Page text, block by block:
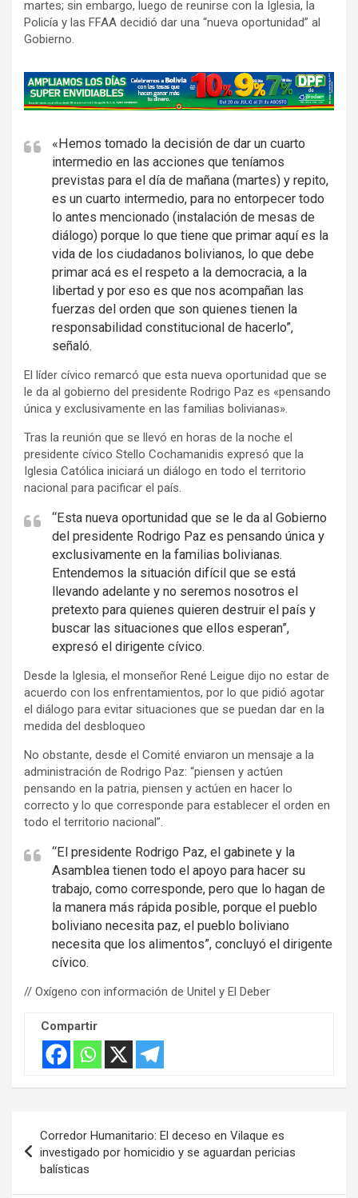
martes; sin embargo, luego de reunirse con la Iglesia, la
Policía y las FFAA decidió dar una “nueva oportunidad” al
Gobierno.
A
d
e
«Hemos tomado la decisión de dar un cuarto
intermedio en las acciones que teníamos
previstas para el día de mañana (martes) y repito,
es un cuarto intermedio, para no entorpecer todo
lo antes mencionado (instalación de mesas de
diálogo) porque lo que tiene que primar aquí es la
vida de los ciudadanos bolivianos, lo que debe
primar acá es el respeto a la democracia, a la
libertad y por eso es que nos acompañan las
fuerzas del orden que son quienes tienen la
responsabilidad constitucional de hacerlo”,
señaló.
El líder cívico remarcó que esta nueva oportunidad que se
le da al gobierno del presidente Rodrigo Paz es «pensando
única y exclusivamente en las familias bolivianas».
Tras la reunión que se llevó en horas de la noche el
presidente cívico Stello Cochamanidis expresó que la
Iglesia Católica iniciará un diálogo en todo el territorio
nacional para pacificar el país.
“Esta nueva oportunidad que se le da al Gobierno
del presidente Rodrigo Paz es pensando única y
exclusivamente en la familias bolivianas.
Entendemos la situación difícil que se está
llevando adelante y no seremos nosotros el
pretexto para quienes quieren destruir el país y
buscar las situaciones que ellos esperan”,
expresó el dirigente cívico.
Desde la Iglesia, el monseñor René Leigue dijo no estar de
acuerdo con los enfrentamientos, por lo que pidió agotar
el diálogo para evitar situaciones que se puedan dar en la
medida del desbloqueo
No obstante, desde el Comité enviaron un mensaje a la
administración de Rodrigo Paz: “piensen y actúen
pensando en la patria, piensen y actúen en hacer lo
correcto y lo que corresponde para establecer el orden en
todo el territorio nacional”.
“El presidente Rodrigo Paz, el gabinete y la
Asamblea tienen todo el apoyo para hacer su
trabajo, como corresponde, pero que lo hagan de
la manera más rápida posible, porque el pueblo
boliviano necesita paz, el pueblo boliviano
necesita que los alimentos”, concluyó el dirigente
cívico.
// Oxígeno con información de Unitel y El Deber
Compartir
de
entradas
Corredor Humanitario: El deceso en Vilaque es
investigado por homicidio y se aguardan pericias
balísticas